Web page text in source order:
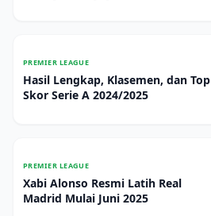
PREMIER LEAGUE
Hasil Lengkap, Klasemen, dan Top
Skor Serie A 2024/2025
PREMIER LEAGUE
Xabi Alonso Resmi Latih Real
Madrid Mulai Juni 2025